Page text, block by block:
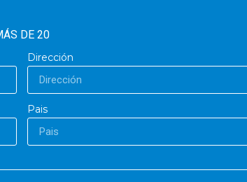
DE 20
Dirección
Pais